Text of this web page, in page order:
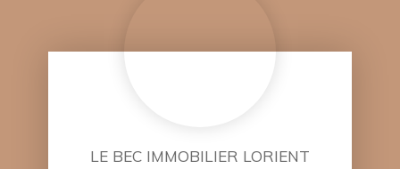
LE BEC IMMOBILIER LORIENT